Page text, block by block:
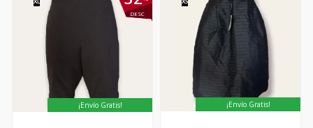
XL
DESC
¡Envío Gratis!
XS
¡Envío Gratis!